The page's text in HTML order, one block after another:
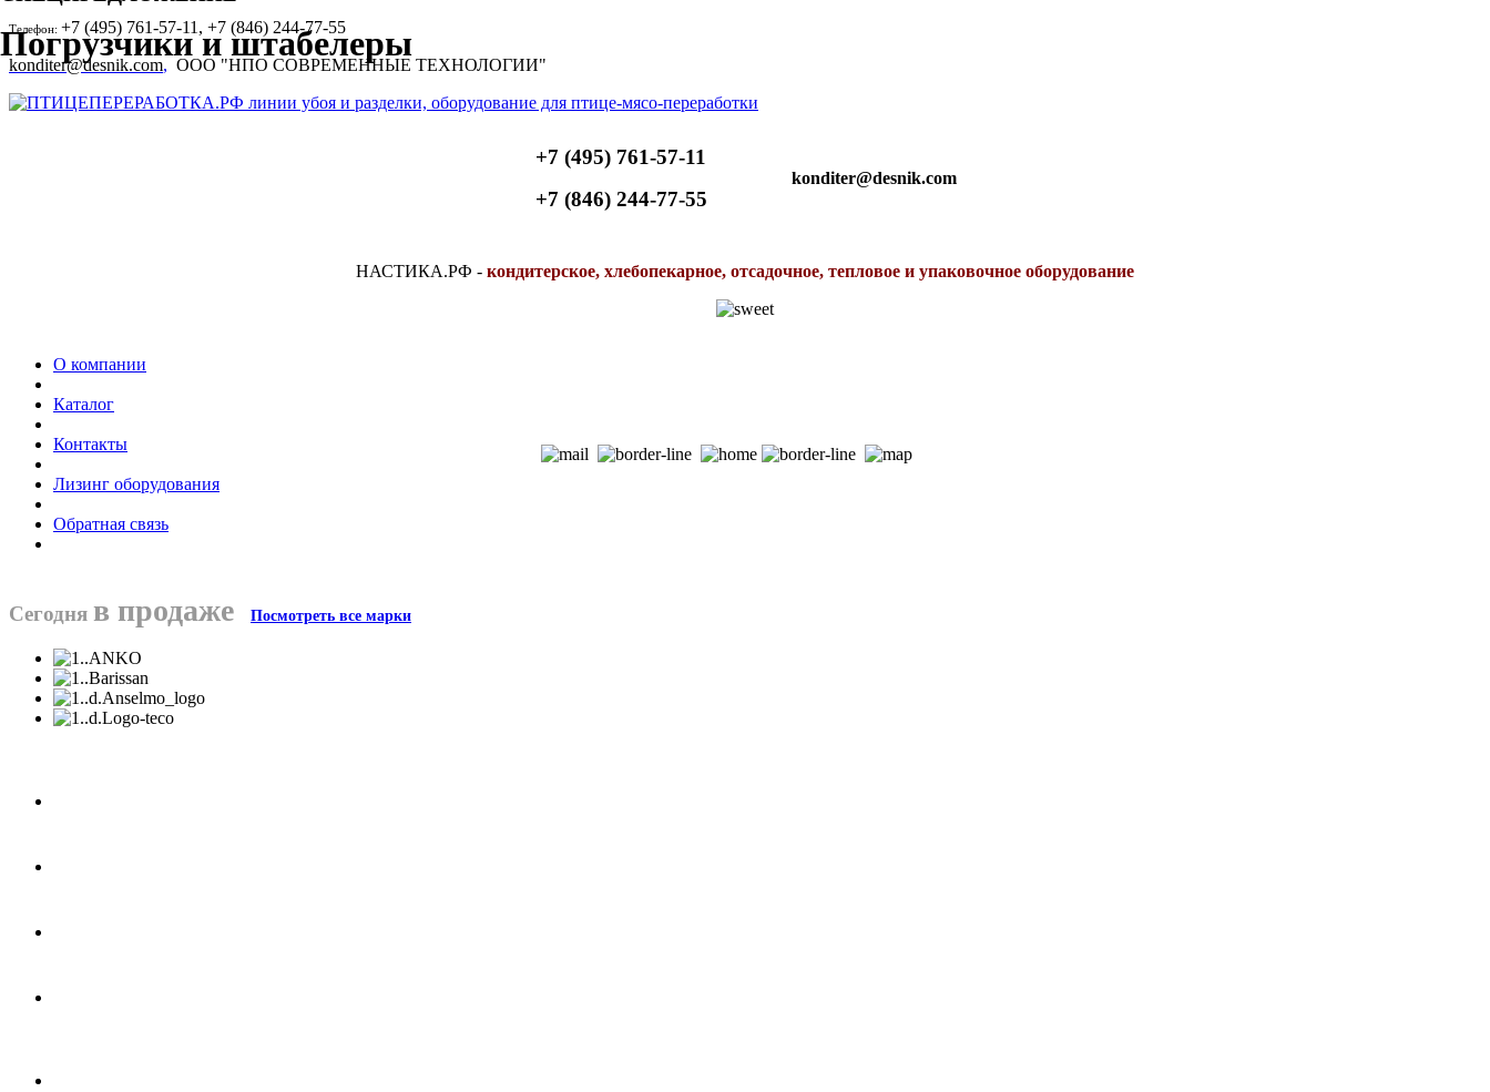
Телефон: +7 (495) 761-57-11, +7 (846) 244-77-55
konditer@desnik.com, ООО "НПО СОВРЕМЕННЫЕ ТЕХНОЛОГИИ"
+7 (495) 761-57-11
+7 (846) 244-77-55
konditer@desnik.com
НАСТИКА.РФ - кондитерское, хлебопекарное, отсадочное, тепловое и упаковочное оборудование
О компании
Каталог
Контакты
Лизинг оборудования
Обратная связь
Сегодня в продаже Посмотреть все марки
Погрузчики и штабелеры